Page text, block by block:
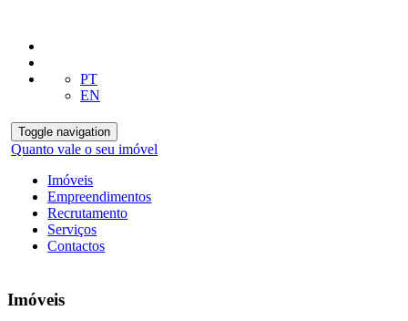
PT
EN
Toggle navigation
Quanto vale o seu imóvel
Imóveis
Empreendimentos
Recrutamento
Serviços
Contactos
Imóveis